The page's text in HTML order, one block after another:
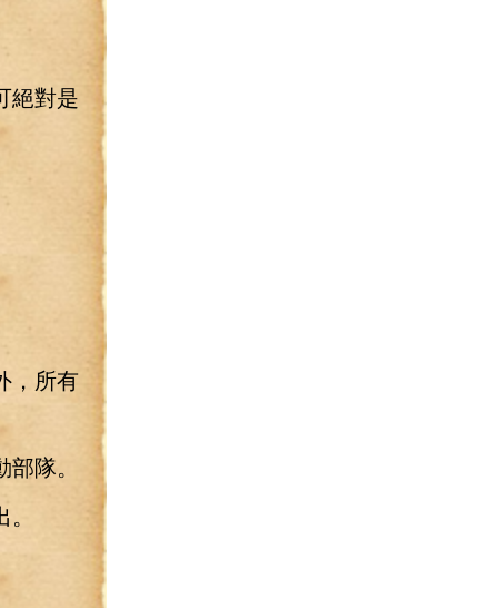
對是
，所有
隊。